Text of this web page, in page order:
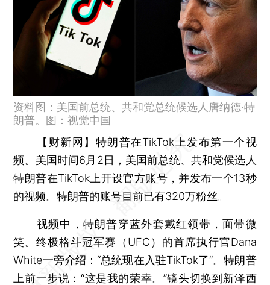
资料图：美国前总统、共和党总统候选人唐纳德·特
朗普。图：视觉中国
【财新网】 特朗普在TikTok上发布第一个视
频。美国时间6月2日，美国前总统、共和党候选人
特朗普在TikTok上开设官方账号，并发布一个13秒
的视频。特朗普的账号目前已有320万粉丝。
视频中，特朗普穿蓝外套戴红领带，面带微
笑。终极格斗冠军赛（UFC）的首席执行官Dana
White一旁介绍：“总统现在入驻TikTok了”。特朗普
上前一步说：“这是我的荣幸。”镜头切换到新泽西